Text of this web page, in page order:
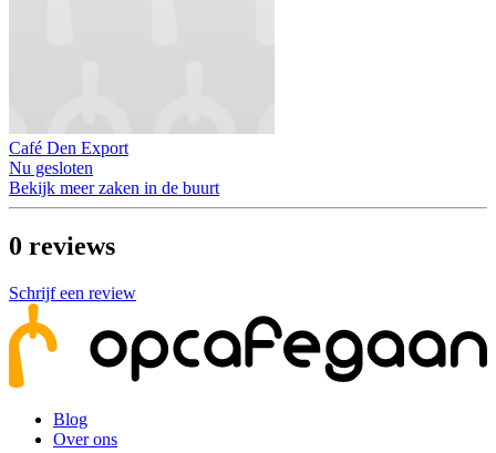
Café Den Export
Nu gesloten
Bekijk meer zaken in de buurt
0 reviews
Schrijf een review
Blog
Over ons